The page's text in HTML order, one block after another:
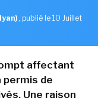
, publié le 10 Juillet
affectant
permis de
Une raison